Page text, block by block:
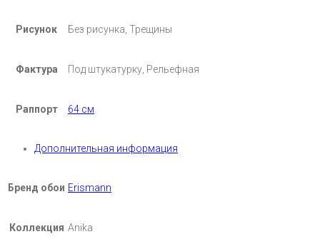
Рисунок Без рисунка, Трещины
Фактура Под штукатурку, Рельефная
Раппорт 64 см
Дополнительная информация
Бренд обои Erismann
Коллекция Anika